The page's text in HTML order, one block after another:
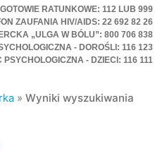
RATUNKOWE: 112 LUB 999
ZAUFANIA HIV/AIDS: 22 692 82 26
„ULGA W BÓLU”: 800 706 838
- DOROŚLI: 116 123
PSYCHOLOGICZNA - DZIECI: 116 111
»Wyniki wyszukiwania